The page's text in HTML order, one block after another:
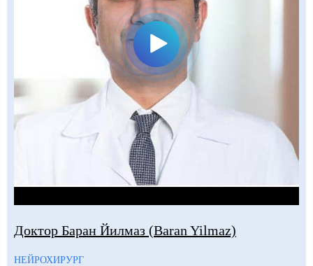
Доктор Баран Йилмаз (Baran Yilmaz)
НЕЙРОХИРУРГ